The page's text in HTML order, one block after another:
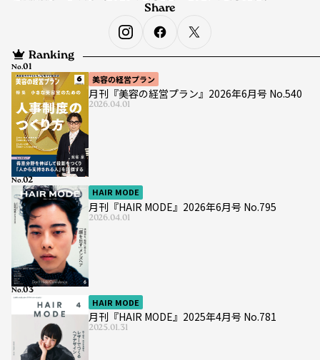
Ranking
美容の経営プラン
月刊『美容の経営プラン』2026年6月号 No.540
2026.04.01
No.
HAIR MODE
月刊『HAIR MODE』2026年6月号 No.795
2026.04.01
No.
HAIR MODE
月刊『HAIR MODE』2025年4月号 No.781
2025.01.31
No.
Share